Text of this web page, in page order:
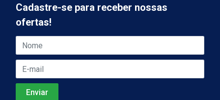
Cadastre-se para receber nossas
ofertas!